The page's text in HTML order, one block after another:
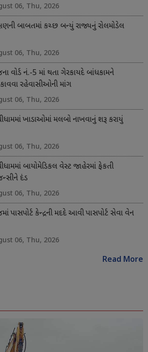
06, Thu, 2026
બાબતમાં કચ્છ બન્યું રાજ્યનું રોલમોડેલ
06, Thu, 2026
વોર્ડ નં.-5 માં થતા ગેરકાયદે બાંધકામને
રહેવાસીઓની માંગ
06, Thu, 2026
ખાડાઓમાં મલબો નાખવાનું શરૂ કરાયું
06, Thu, 2026
બાયોમેડિકલ વેસ્ટ જાહેરમાં ફેકતી
દંડ
06, Thu, 2026
પાસપોર્ટ કેન્દ્રની મદદે આવી પાસપોર્ટ સેવા વેન
06, Thu, 2026
Read More